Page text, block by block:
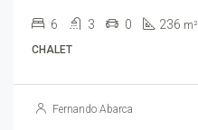
6 3 0 236 m²
CHALET
Fernando Abarca